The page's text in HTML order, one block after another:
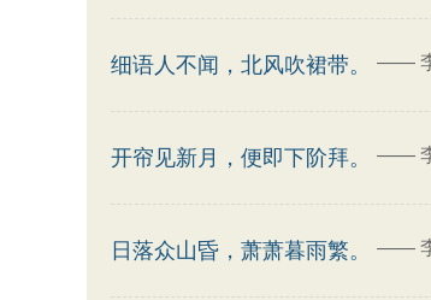
细语人不闻，北风吹裙带。 ——
开帘见新月，便即下阶拜。 ——
日落众山昏，萧萧暮雨繁。 ——